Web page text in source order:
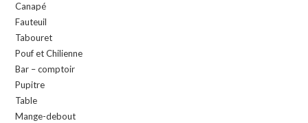
Canapé
Fauteuil
Tabouret
Pouf et Chilienne
Bar – comptoir
Pupitre
Table
Mange-debout